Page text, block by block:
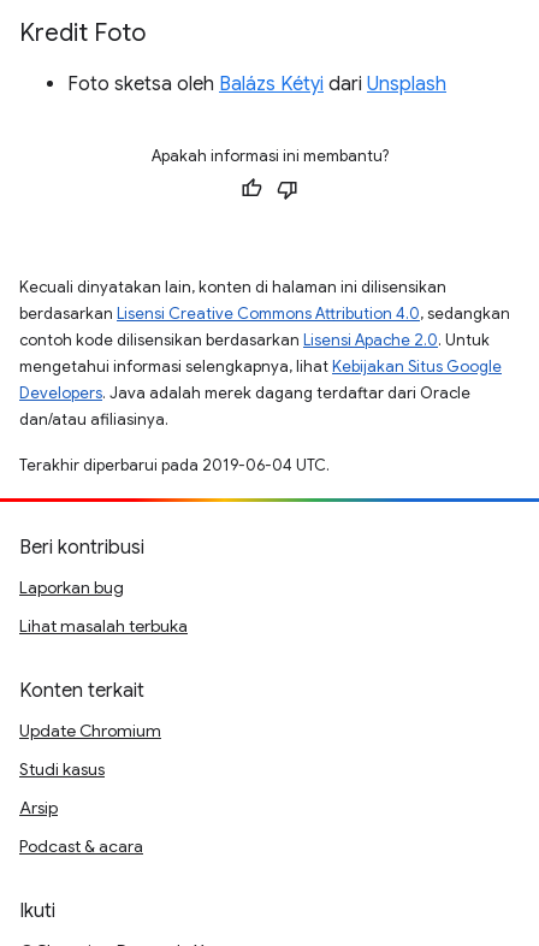
Kredit Foto
Foto sketsa oleh Balázs Kétyi dari Unsplash
Apakah informasi ini membantu?
Kecuali dinyatakan lain, konten di halaman ini dilisensikan
berdasarkan Lisensi Creative Commons Attribution 4.0, sedangkan
contoh kode dilisensikan berdasarkan Lisensi Apache 2.0. Untuk
mengetahui informasi selengkapnya, lihatKebijakan Situs Google
Developers. Java adalah merek dagang terdaftar dari Oracle
dan/atau afiliasinya.
Terakhir diperbarui pada 2019-06-04 UTC.
Beri kontribusi
Laporkan bug
Lihat masalah terbuka
Konten terkait
Update Chromium
Studi kasus
Arsip
Podcast & acara
Ikuti